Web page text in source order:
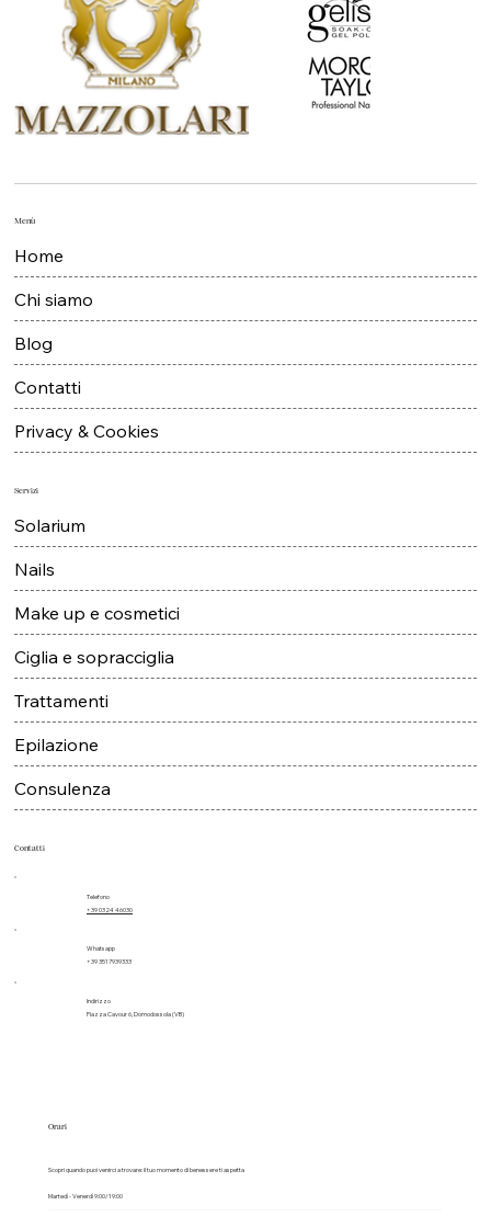
Contatti
Telefono
+39 0324 46030
Whatsapp
+39 3517939333
Indirizzo
Piazza Cavour 6, Domodossola (VB)
Menù
Home
Chi siamo
Blog
Contatti
Privacy & Cookies
Servizi
Solarium
Nails
Make up e cosmetici
Ciglia e sopracciglia
Trattamenti
Epilazione
Consulenza
Orari
Scopri quando puoi venirci a trovare: il tuo momento di benessere ti aspetta
Martedì - Venerdì 9:00/19:00